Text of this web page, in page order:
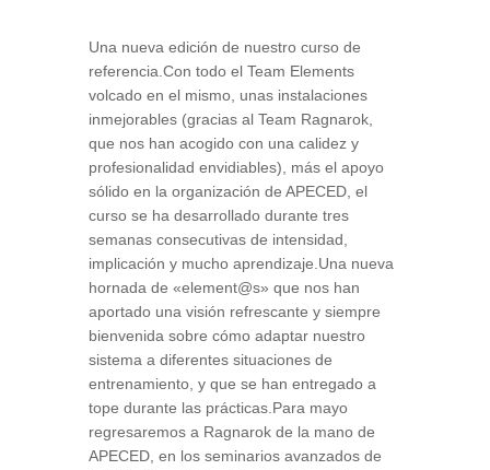
Una nueva edición de nuestro curso de
referencia.Con todo el Team Elements
volcado en el mismo, unas instalaciones
inmejorables (gracias al Team Ragnarok,
que nos han acogido con una calidez y
profesionalidad envidiables), más el apoyo
sólido en la organización de APECED, el
curso se ha desarrollado durante tres
semanas consecutivas de intensidad,
implicación y mucho aprendizaje.Una nueva
hornada de «element@s» que nos han
aportado una visión refrescante y siempre
bienvenida sobre cómo adaptar nuestro
sistema a diferentes situaciones de
entrenamiento, y que se han entregado a
tope durante las prácticas.Para mayo
regresaremos a Ragnarok de la mano de
APECED, en los seminarios avanzados de